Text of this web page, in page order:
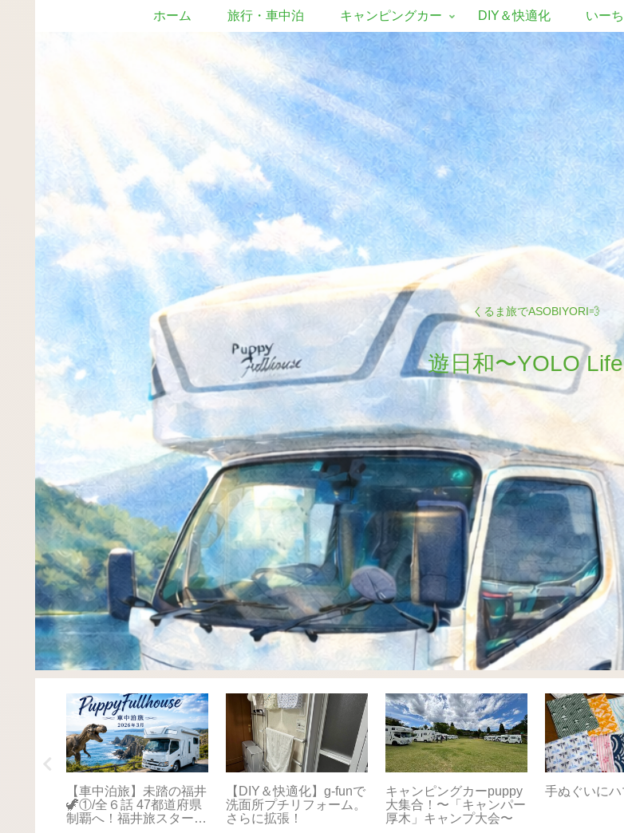
くるま旅でASOBIYORI💨
遊日和〜YOLO
ホーム 旅行・車中泊 キャンピングカー DIY＆快適化 いー
【車中泊旅】未踏の福井
🦖①/全６話 47都道府県
制覇へ！福井旅スタート
【DIY＆快適化】g-funで
洗面所プチリフォーム。
さらに拡張！
キャンピングカーpuppy
大集合！〜「キャンパー
厚木」キャンプ大会〜
手ぬぐいにハ